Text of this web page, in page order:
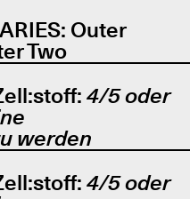
Outer
Two
4/5 oder
werden
4/5 oder